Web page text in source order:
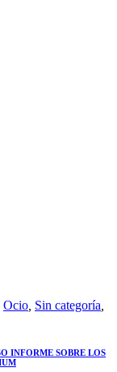
Ocio Sin categoría
INFORME SOBRE LOS